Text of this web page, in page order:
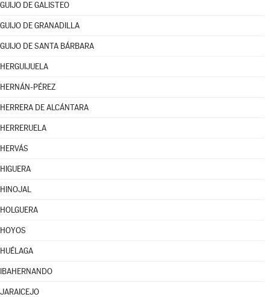
GUIJO DE GALISTEO
GUIJO DE GRANADILLA
GUIJO DE SANTA BÁRBARA
HERGUIJUELA
HERNÁN-PÉREZ
HERRERA DE ALCÁNTARA
HERRERUELA
HERVÁS
HIGUERA
HINOJAL
HOLGUERA
HOYOS
HUÉLAGA
IBAHERNANDO
JARAICEJO